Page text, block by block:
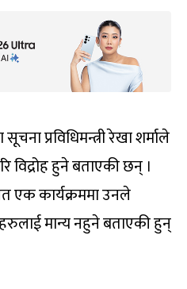
प्रविधिमन्त्री रेखा शर्माले
हुने बताएकी छन् ।
एक कार्यक्रममा उनले
मान्य नहुने बताएकी हुन्